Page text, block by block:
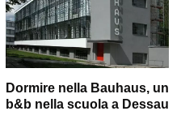
Dormire nella Bauhaus, un
b&b nella scuola a Dessau